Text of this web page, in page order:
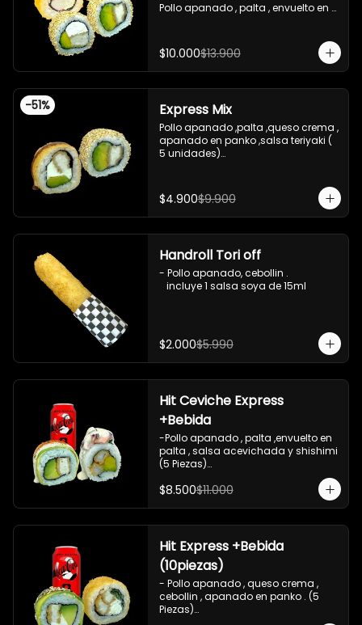
-Imagen referencial .
Pollo apanado , palta , envuelto en
apanado en panko
Kanikama , queso crema ,
apanado en panko
$10.000$13.900
-51% Express Mix
Pollo apanado ,palta ,queso crema ,
apanado en panko ,salsa teriyaki (
5 unidades)
incluye 1 salsa de soya de 15 ml
$4.900$9.900
Handroll Tori off
- Pollo apanado, cebollin .
   incluye 1 salsa soya de 15ml
$2.000$5.990
Hit Ceviche Express
+Bebida
-Pollo apanado , palta ,envuelto en
palta , salsa acevichada y shishimi
(5 Piezas)
-Camaron cocido , palta ,ceviche
mixto , salsa acevichada ( 5 Piezas)
-Incluye 1 bebida (coca cola zero), Y
- IMAGEN REFERENCIAL
$8.500$11.000
Hit Express +Bebida
(10piezas)
- Pollo apanado , queso crema ,
cebollin , apanado en panko . (5
Piezas)